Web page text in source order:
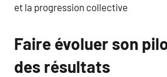
et la progression collective
Faire évoluer son
des résultats